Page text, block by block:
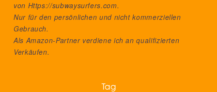
von Https://subwaysurfers.com.
Nur für den persönlichen und nicht kommerziellen
Gebrauch.
Als Amazon-Partner verdiene ich an qualifizierten
Verkäufen.
Tag